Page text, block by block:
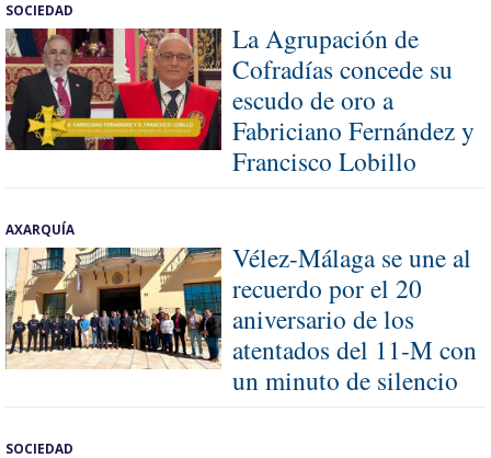
SOCIEDAD
La Agrupación de
Cofradías concede su
escudo de oro a
Fabriciano Fernández y
Francisco Lobillo
AXARQUÍA
Vélez-Málaga se une al
recuerdo por el 20
aniversario de los
atentados del 11-M con
un minuto de silencio
SOCIEDAD